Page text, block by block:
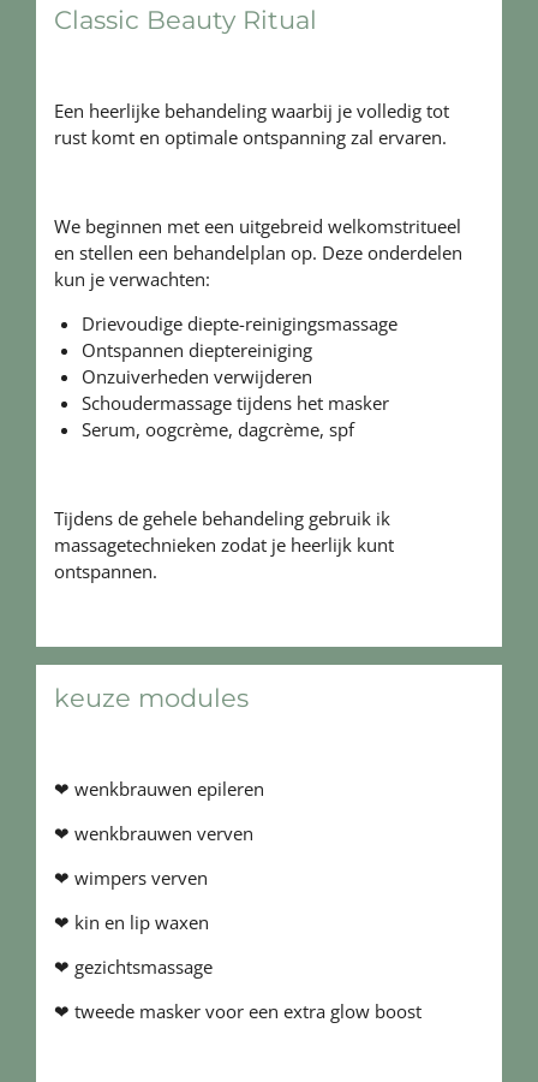
Classic Beauty Ritual
Een heerlijke behandeling waarbij je volledig tot
rust komt en optimale ontspanning zal ervaren.
We beginnen met een uitgebreid welkomstritueel
en stellen een behandelplan op. Deze onderdelen
kun je verwachten:
Drievoudige diepte-reinigingsmassage
Ontspannen dieptereiniging
Onzuiverheden verwijderen
Schoudermassage tijdens het masker
Serum, oogcrème, dagcrème, spf
Tijdens de gehele behandeling gebruik ik
massagetechnieken zodat je heerlijk kunt
ontspannen.
keuze modules
❤ wenkbrauwen epileren
❤ wenkbrauwen verven
❤ wimpers verven
❤ kin en lip waxen
❤ gezichtsmassage
❤ tweede masker voor een extra glow boost